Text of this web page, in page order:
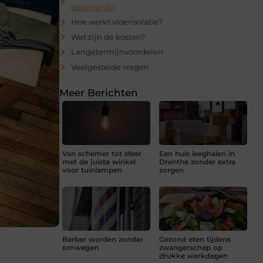
belangrijk?
Hoe werkt vloerisolatie?
Wat zijn de kosten?
Langetermijnvoordelen
Veelgestelde vragen
Meer Berichten
Van schemer tot sfeer
met de juiste winkel
voor tuinlampen
Een huis leeghalen in
Drenthe zonder extra
zorgen
Barber worden zonder
omwegen
Gezond eten tijdens
zwangerschap op
drukke werkdagen